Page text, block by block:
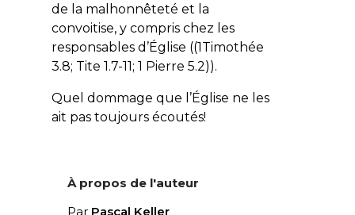
de la malhonnêteté et la
convoitise, y compris chez les
responsables d’Église ((1Timothée
3.8; Tite 1.7-11; 1 Pierre 5.2)).
Quel dommage que l’Église ne les
ait pas toujours écoutés!
À propos de l'auteur
Par Pascal Keller